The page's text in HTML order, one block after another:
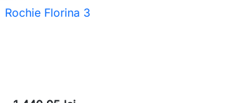
Rochie Florina 3